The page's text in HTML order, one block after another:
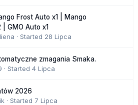
Frost Auto x1 | Mango
GMO Auto x1
· Started 28 Lipca
zmagania Smaka.
· Started 4 Lipca
2026
· Started 7 Lipca